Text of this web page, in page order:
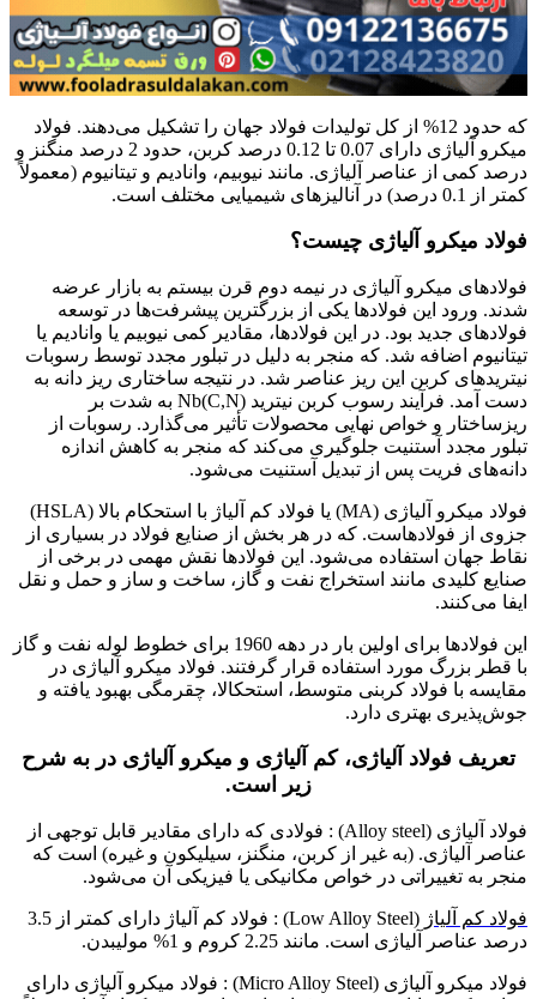
که حدود 12% از کل تولیدات فولاد جهان را تشکیل می‌دهند. فولاد
میکرو آلیاژی دارای 0.07 تا 0.12 درصد کربن، حدود 2 درصد منگنز و
درصد کمی از عناصر آلیاژی. مانند نیوبیم، وانادیم و تیتانیوم (معمولاً
کمتر از 0.1 درصد) در آنالیزهای شیمیایی مختلف است.
فولاد میکرو آلیاژی چیست؟
فولادهای میکرو آلیاژی در نیمه دوم قرن بیستم به بازار عرضه
شدند. ورود این فولادها یکی از بزرگترین پیشرفت‌ها در توسعه
فولادهای جدید بود. در این فولادها، مقادیر کمی نیوبیم یا وانادیم یا
تیتانیوم اضافه شد. که منجر به دلیل در تبلور مجدد توسط رسوبات
نیتریدهای کربن این ریز عناصر شد. در نتیجه ساختاری ریز دانه به
دست آمد. فرآیند رسوب کربن نیترید Nb(C,N) به شدت بر
ریزساختار و خواص نهایی محصولات تأثیر می‌گذارد. رسوبات از
تبلور مجدد آستنیت جلوگیری می‌کند که منجر به کاهش اندازه
دانه‌های فریت پس از تبدیل آستنیت می‌شود.
فولاد میکرو آلیاژی (MA) یا فولاد کم آلیاژ با استحکام بالا (HSLA)
جزوی از فولادهاست. که در هر بخش از صنایع فولاد در بسیاری از
نقاط جهان استفاده می‌شود. این فولادها نقش مهمی در برخی از
صنایع کلیدی مانند استخراج نفت و گاز، ساخت و ساز و حمل و نقل
ایفا می‌کنند.
این فولادها برای اولین بار در دهه 1960 برای خطوط لوله نفت و گاز
با قطر بزرگ مورد استفاده قرار گرفتند. فولاد میکرو آلیاژی در
مقایسه با فولاد کربنی متوسط، استحکالا، چقرمگی بهبود یافته و
جوش‌پذیری بهتری دارد.
تعریف فولاد آلیاژی، کم آلیاژی و میکرو آلیاژی در به شرح
زیر است.
فولاد آلیاژی (Alloy steel) : فولادی که دارای مقادیر قابل توجهی از
عناصر آلیاژی. (به غیر از کربن، منگنز، سیلیکون و غیره) است که
منجر به تغییراتی در خواص مکانیکی یا فیزیکی آن می‌شود.
فولاد کم آلیاژ
(Low Alloy Steel) : فولاد کم آلیاژ دارای کمتر از 3.5
درصد عناصر آلیاژی است. مانند 2.25 کروم و 1% مولیبدن.
فولاد میکرو آلیاژی (Micro Alloy Steel) : فولاد میکرو آلیاژی دارای